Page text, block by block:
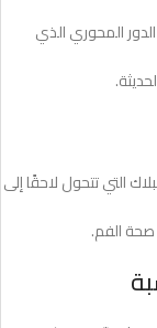
المحوري الذي
التي تتحول لاحقًا إلى
الفم.